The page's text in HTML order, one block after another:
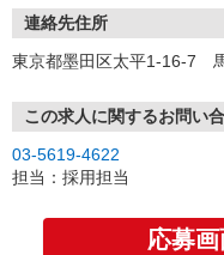
連絡先住所
東京都墨田区太平1-16-7
この求人に関するお問い
03-5619-4622
担当：採用担当
応募